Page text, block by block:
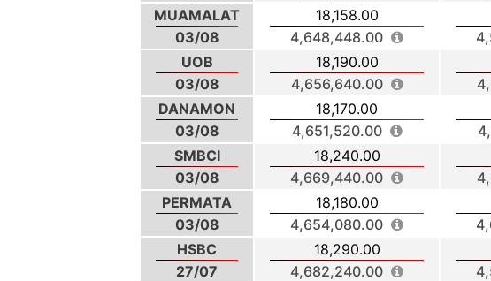
MUAMALAT
03/08
18,158.00
4,648,448.00
UOB
03/08
18,190.00
4,656,640.00
DANAMON
03/08
18,170.00
4,651,520.00
SMBCI
03/08
18,240.00
4,669,440.00
PERMATA
03/08
18,180.00
4,654,080.00
HSBC
27/07
18,290.00
4,682,240.00